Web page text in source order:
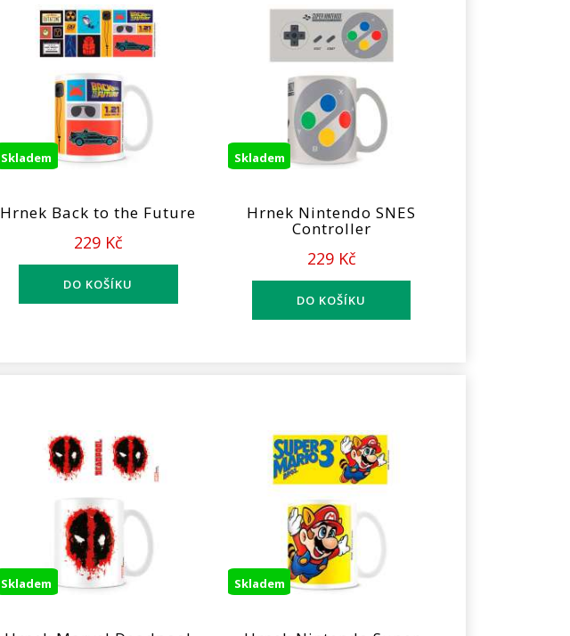
Skladem
Hrnek Back to the Future
229 Kč
Skladem
Hrnek Nintendo SNES
Controller
229 Kč
Skladem Skladem